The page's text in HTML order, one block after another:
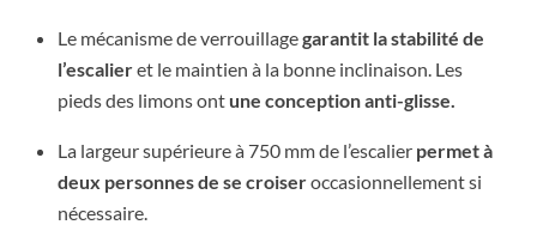
Le mécanisme de verrouillagegarantit lastabilité de
l’escalieret le maintien à la bonne inclinaison Les
pieds des limons ont une conception anti-glisse.
La largeur supérieure à 750 mm de l’escalier permet à
deux personnes de se croiseroccasionnellement si
nécessaire